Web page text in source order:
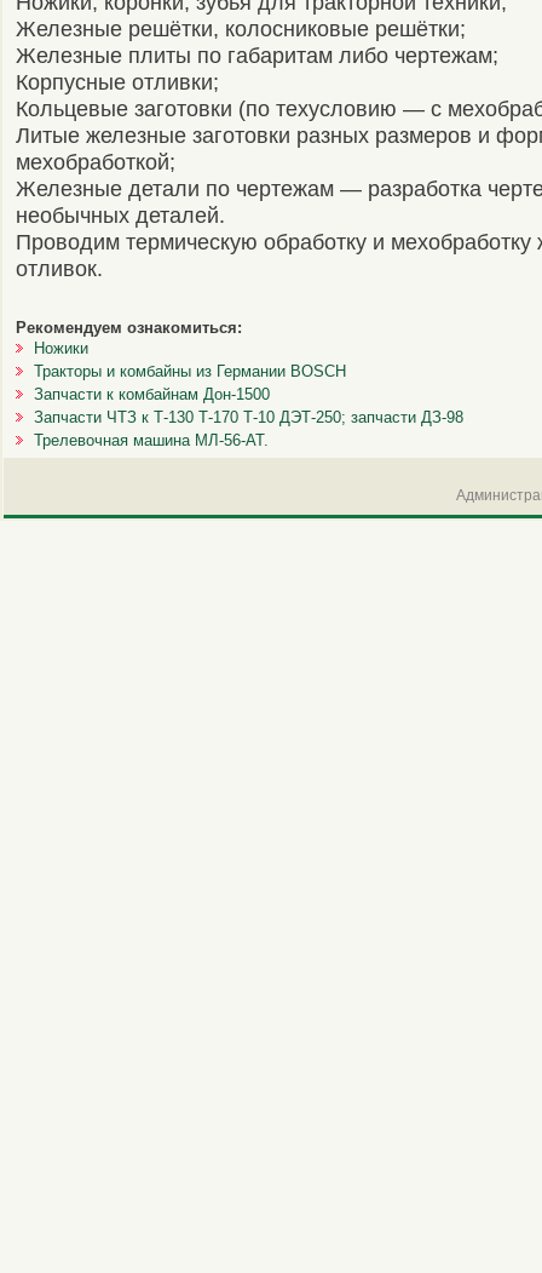
Железные решётки, колосниковые решётки;
Железные плиты по габаритам либо чертежам;
Корпусные отливки;
Кольцевые заготовки (по техусловию — с
Литые железные заготовки разных размеров и
мехобработкой;
Железные детали по чертежам — разработка
необычных деталей.
Проводим термическую обработку и мехобработку
отливок.
Рекомендуем ознакомиться:
Ножики
Тракторы и комбайны из Германии BOSCH
Запчасти к комбайнам Дон-1500
Запчасти ЧТЗ к Т-130 Т-170 Т-10 ДЭТ-250; запчасти ДЗ-98
Трелевочная машина МЛ-56-АТ.